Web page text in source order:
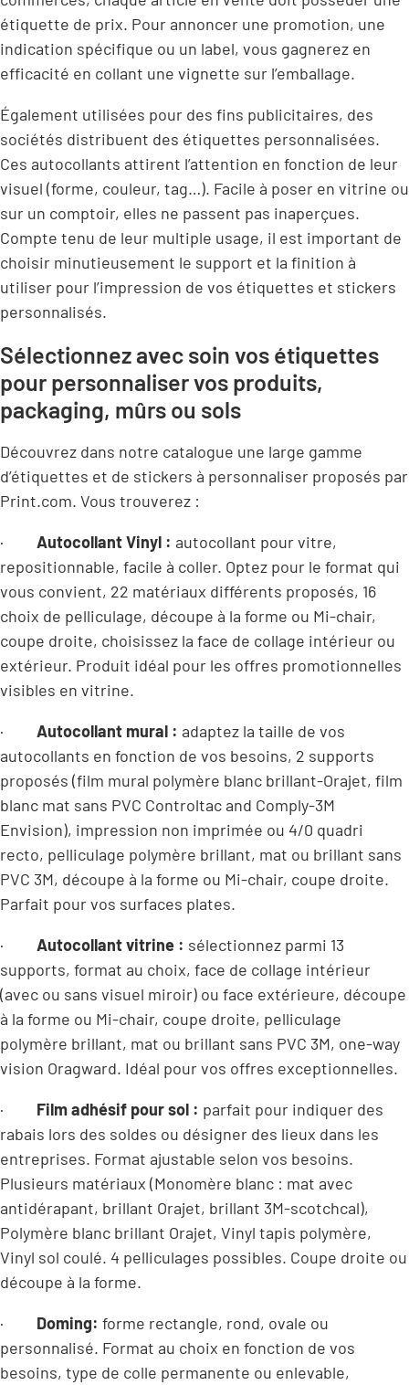
étiquette de prix. Pour annoncer une promotion, une
indication spécifique ou un label, vous gagnerez en
efficacité en collant une vignette sur l’emballage.
Également utilisées pour des fins publicitaires, des
sociétés distribuent des étiquettes personnalisées.
Ces autocollants attirent l’attention en fonction de leur
visuel (forme, couleur, tag…). Facile à poser en vitrine ou
sur un comptoir, elles ne passent pas inaperçues.
Compte tenu de leur multiple usage, il est important de
choisir minutieusement le support et la finition à
utiliser pour l’impression de vos étiquettes et stickers
personnalisés.
Sélectionnez avec soin vos étiquettes
pour personnaliser vos produits,
packaging, mûrs ou sols
Découvrez dans notre catalogue une large gamme
d’étiquettes et de stickers à personnaliser proposés par
Print.com. Vous trouverez :
· Autocollant Vinyl : autocollant pour vitre,
repositionnable, facile à coller. Optez pour le format qui
vous convient, 22 matériaux différents proposés, 16
choix de pelliculage, découpe à la forme ou Mi-chair,
coupe droite, choisissez la face de collage intérieur ou
extérieur. Produit idéal pour les offres promotionnelles
visibles en vitrine.
· Autocollant mural : adaptez la taille de vos
autocollants en fonction de vos besoins, 2 supports
proposés (film mural polymère blanc brillant-Orajet, film
blanc mat sans PVC Controltac and Comply-3M
Envision), impression non imprimée ou 4/0 quadri
recto, pelliculage polymère brillant, mat ou brillant sans
PVC 3M, découpe à la forme ou Mi-chair, coupe droite.
Parfait pour vos surfaces plates.
· Autocollant vitrine : sélectionnez parmi 13
supports, format au choix, face de collage intérieur
(avec ou sans visuel miroir) ou face extérieure, découpe
à la forme ou Mi-chair, coupe droite, pelliculage
polymère brillant, mat ou brillant sans PVC 3M, one-way
vision Oragward. Idéal pour vos offres exceptionnelles.
· Film adhésif pour sol : parfait pour indiquer des
rabais lors des soldes ou désigner des lieux dans les
entreprises. Format ajustable selon vos besoins.
Plusieurs matériaux (Monomère blanc : mat avec
antidérapant, brillant Orajet, brillant 3M-scotchcal),
Polymère blanc brillant Orajet, Vinyl tapis polymère,
Vinyl sol coulé. 4 pelliculages possibles. Coupe droite ou
découpe à la forme.
· Doming: forme rectangle, rond, ovale ou
personnalisé. Format au choix en fonction de vos
besoins, type de colle permanente ou enlevable,